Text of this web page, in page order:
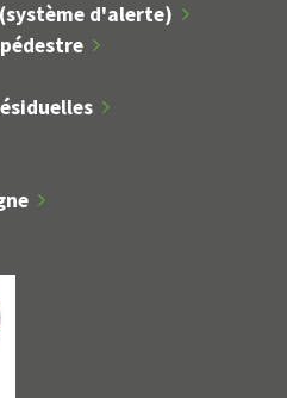
d'alerte)